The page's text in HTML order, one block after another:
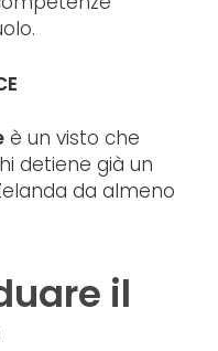
è un visto che
detiene già un
da almeno
il